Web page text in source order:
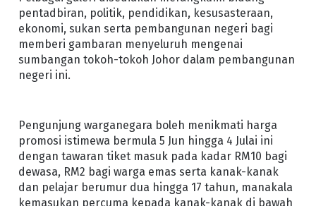
pentadbiran, politik, pendidikan, kesusasteraan,
ekonomi, sukan serta pembangunan negeri bagi
memberi gambaran menyeluruh mengenai
sumbangan tokoh-tokoh Johor dalam pembangunan
negeri ini.
Pengunjung warganegara boleh menikmati harga
promosi istimewa bermula 5 Jun hingga 4 Julai ini
dengan tawaran tiket masuk pada kadar RM10 bagi
dewasa, RM2 bagi warga emas serta kanak-kanak
dan pelajar berumur dua hingga 17 tahun, manakala
kemasukan percuma kepada kanak-kanak di bawah